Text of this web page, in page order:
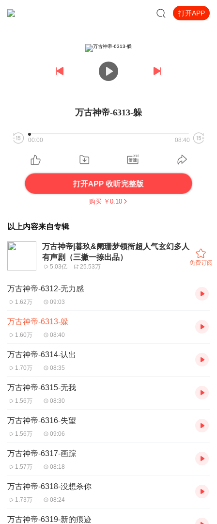
打开APP
万古神帝-6313-躲
00:00 08:40
打开APP 收听完整版
购买 ￥ 0.10
以上内容来自专辑
万古神帝|暮玖&阑珊梦领衔超人气玄幻多人
有声剧（三撇一捺出品）
5.03亿 25.53万
免费订阅
万古神帝-6312-无力感
1.62万 09:03
万古神帝-6313-躲
1.60万 08:40
万古神帝-6314-认出
1.70万 08:35
万古神帝-6315-无我
1.56万 08:30
万古神帝-6316-失望
1.56万 09:06
万古神帝-6317-画踪
1.57万 08:18
万古神帝-6318-没想杀你
1.73万 08:24
万古神帝-6319-新的痕迹